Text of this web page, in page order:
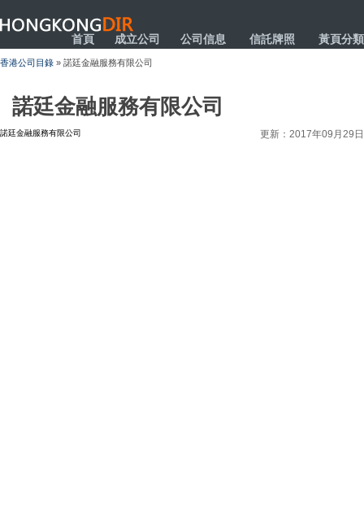
HONGKONGDIR
首頁 成立公司 公司信息 信託牌照 黃頁分類
香港公司目錄 » 諾廷金融服務有限公司
諾廷金融服務有限公司
諾廷金融服務有限公司 更新：2017年09月29日